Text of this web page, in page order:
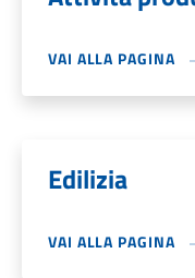
VAI ALLA PAGINA
Edilizia
VAI ALLA PAGINA